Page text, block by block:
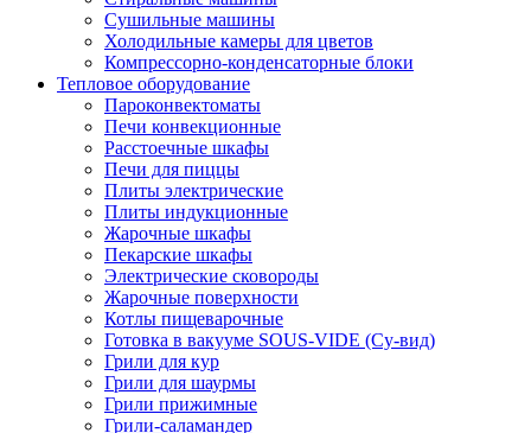
Сушильные машины
Холодильные камеры для цветов
Компрессорно-конденсаторные блоки
Тепловое оборудование
Пароконвектоматы
Печи конвекционные
Расстоечные шкафы
Печи для пиццы
Плиты электрические
Плиты индукционные
Жарочные шкафы
Пекарские шкафы
Электрические сковороды
Жарочные поверхности
Котлы пищеварочные
Готовка в вакууме SOUS-VIDE (Су-вид)
Грили для кур
Грили для шаурмы
Грили прижимные
Грили-саламандер